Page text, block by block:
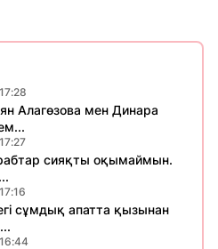
17:28
Алагөзова мен Динара
17:27
сияқты оқымаймын.
17:16
сұмдық апатта қызынан
16:44